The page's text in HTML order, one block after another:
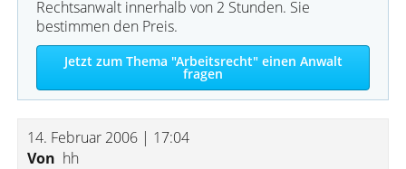
Rechtsanwalt innerhalb von 2 Stunden. Sie
bestimmen den Preis.
Jetzt zum Thema "Arbeitsrecht" einen Anwalt
fragen
14. Februar 2006 | 17:04
Von hh